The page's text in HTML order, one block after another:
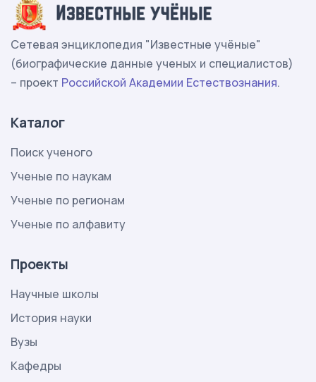
Сетевая энциклопедия "Известные учёные"
(биографические данные ученых и специалистов)
– проект Российской Академии Естествознания.
Каталог
Поиск ученого
Ученые по наукам
Ученые по регионам
Ученые по алфавиту
Проекты
Научные школы
История науки
Вузы
Кафедры